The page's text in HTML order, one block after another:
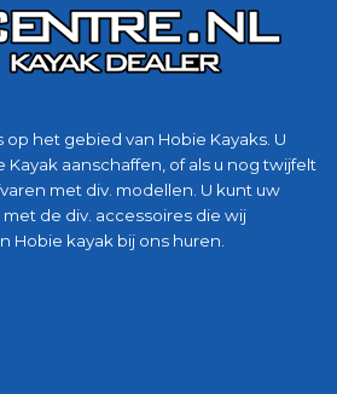
het gebied van Hobie Kayaks. U
aanschaffen, of als u nog twijfelt
met div. modellen. U kunt uw
de div. accessoires die wij
Hobie kayak bij ons huren.